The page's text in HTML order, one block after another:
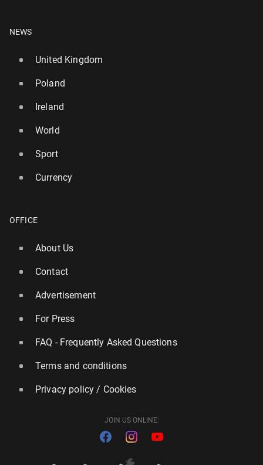
NEWS
United Kingdom
Poland
Ireland
World
Sport
Currency
OFFICE
About Us
Contact
Advertisement
For Press
FAQ - Frequently Asked Questions
Terms and conditions
Privacy policy / Cookies
JOIN US ONLINE: